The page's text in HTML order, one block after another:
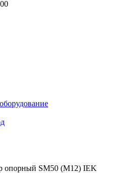
опорный SM50 (М12) IEK